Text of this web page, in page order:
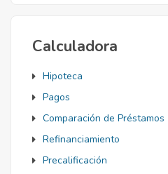
Calculadora
Hipoteca
Pagos
Comparación de Préstamos
Refinanciamiento
Precalificación